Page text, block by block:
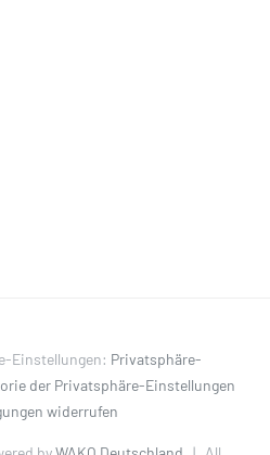
Einstellungen: Privatsphäre-
der Privatsphäre-Einstellungen
widerrufen